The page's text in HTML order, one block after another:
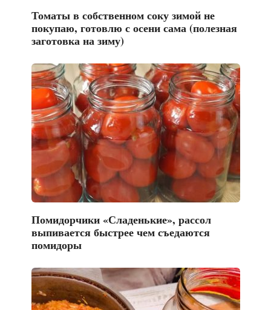
Томаты в собственном соку зимой не
покупаю, готовлю с осени сама (полезная
заготовка на зиму)
Помидорчики «Сладенькие», рассол
выпивается быстрее чем съедаются
помидоры